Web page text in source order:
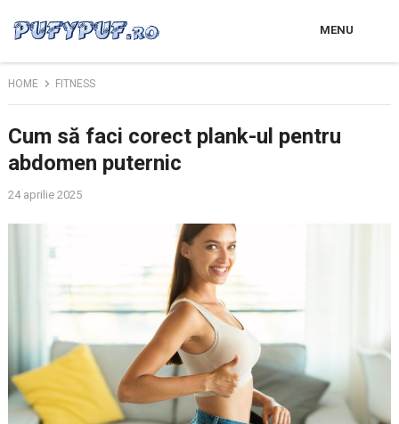
MENU
HOME FITNESS
Cum să faci corect plank-ul pentru
abdomen puternic
24 aprilie 2025